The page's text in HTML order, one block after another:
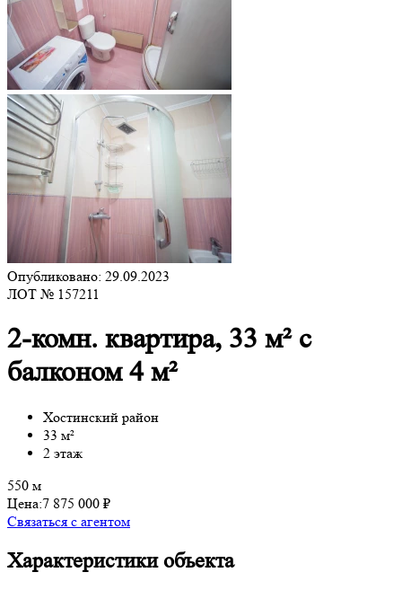
Опубликовано: 29.09.2023
ЛОТ № 157211
2-комн. квартира, 33 м² с
балконом 4 м²
Хостинский район
33 м²
2 этаж
550 м
Цена:7 875 000 ₽
Связаться с агентом
Характеристики объекта